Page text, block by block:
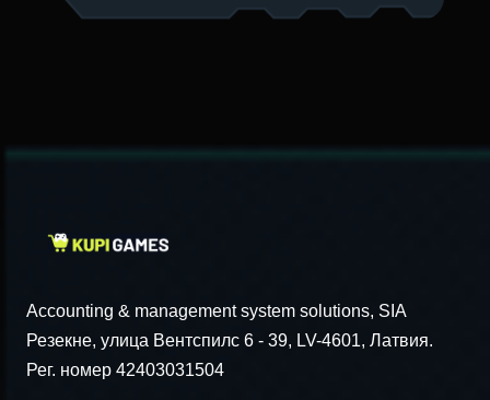
Accounting & management system solutions, SIA
Резекне, улица Вентспилс 6 - 39, LV-4601, Латвия.
Рег. номер 42403031504